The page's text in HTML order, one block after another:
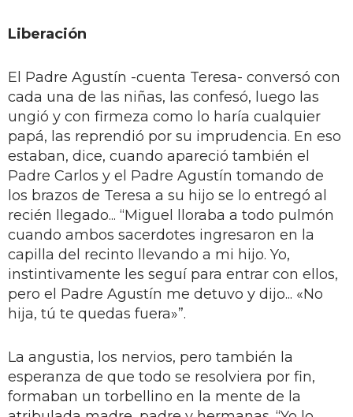
Liberación
El Padre Agustín -cuenta Teresa- conversó con
cada una de las niñas, las confesó, luego las
ungió y con firmeza como lo haría cualquier
papá, las reprendió por su imprudencia. En eso
estaban, dice, cuando apareció también el
Padre Carlos y el Padre Agustín tomando de
los brazos de Teresa a su hijo se lo entregó al
recién llegado... “Miguel lloraba a todo pulmón
cuando ambos sacerdotes ingresaron en la
capilla del recinto llevando a mi hijo. Yo,
instintivamente les seguí para entrar con ellos,
pero el Padre Agustín me detuvo y dijo... «No
hija, tú te quedas fuera»”.
La angustia, los nervios, pero también la
esperanza de que todo se resolviera por fin,
formaban un torbellino en la mente de la